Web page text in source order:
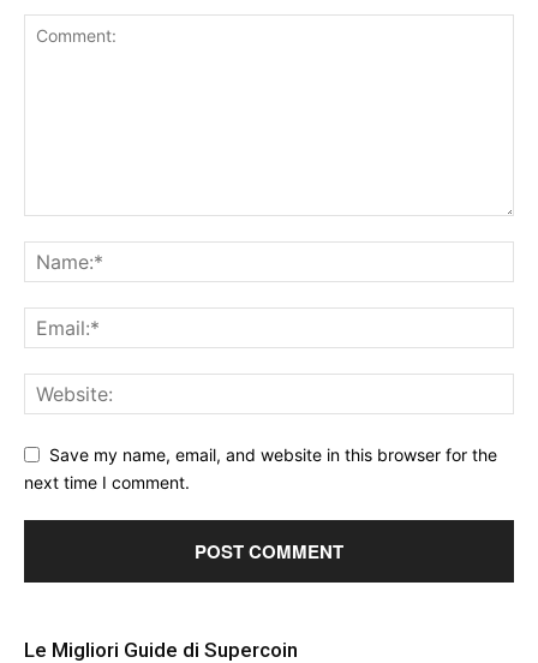
Save my name, email, and website in this browser for the
next time I comment.
Le Migliori Guide di Supercoin